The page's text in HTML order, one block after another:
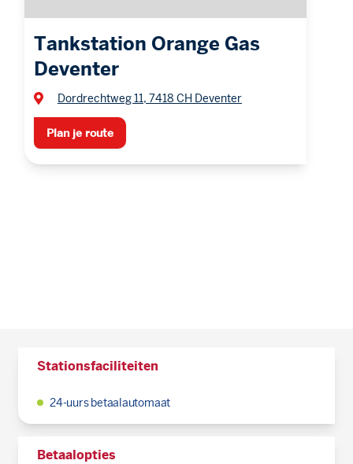
Tankstation Orange Gas
Deventer
Dordrechtweg 11, 7418 CH Deventer
Plan je route
Stationsfaciliteiten
24-uurs betaalautomaat
Betaalopties